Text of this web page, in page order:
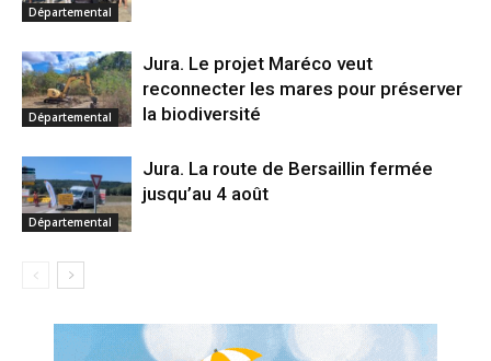
Départemental
Départemental
Jura. Le projet Maréco veut
reconnecter les mares pour préserver
la biodiversité
Départemental
Jura. La route de Bersaillin fermée
jusqu’au 4 août